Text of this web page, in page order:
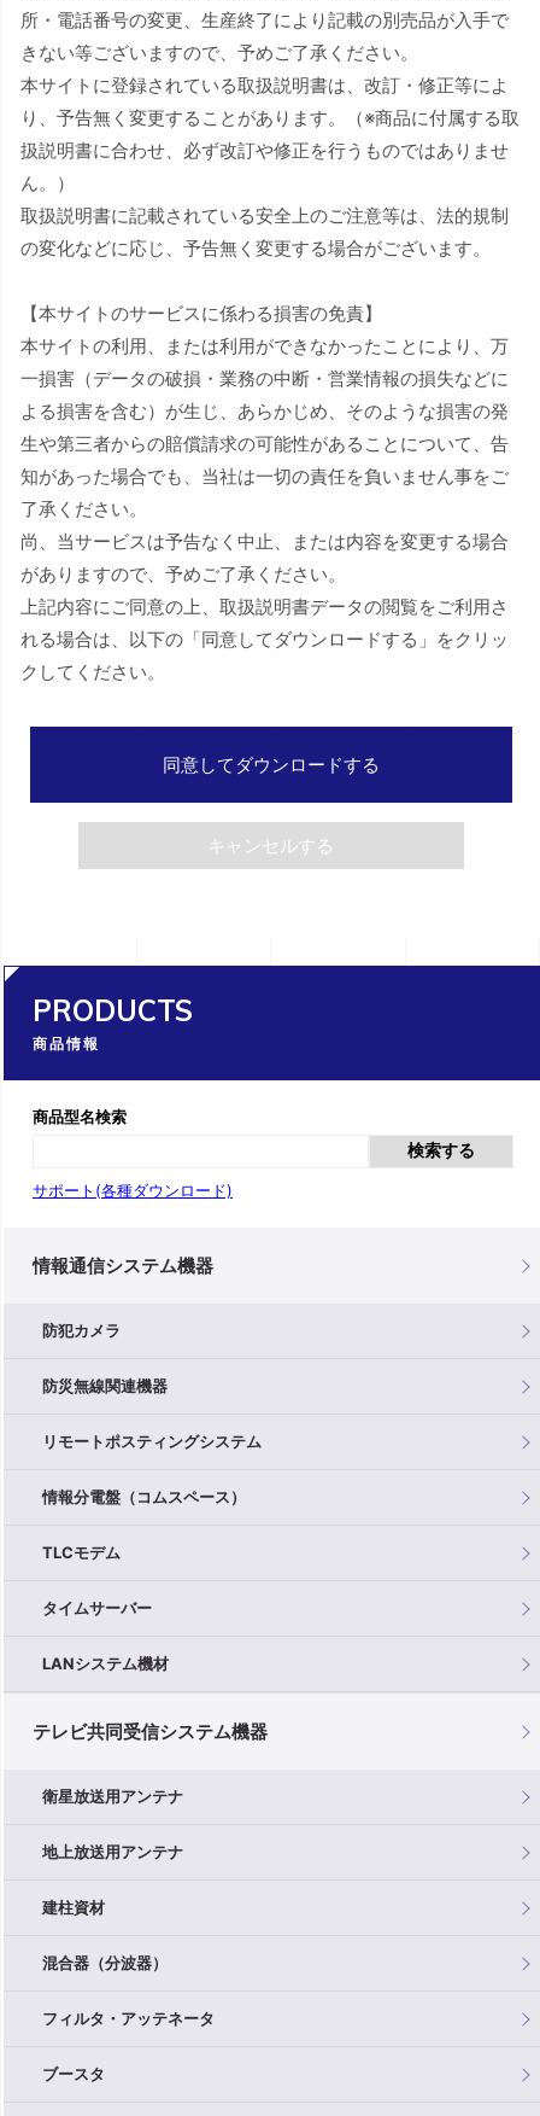
PRODUCTS
商品情報
商品型名検索
検索する
サポート(各種ダウンロード)
情報通信システム機器
防犯カメラ
防災無線関連機器
リモートポスティングシステム
情報分電盤（コムスペース）
TLCモデム
タイムサーバー
LANシステム機材
テレビ共同受信システム機器
衛星放送用アンテナ
地上放送用アンテナ
建柱資材
混合器（分波器）
フィルタ・アッテネータ
ブースタ
所・電話番号の変更、生産終了により記載の別売品が入手で
きない等ございますので、予めご了承ください。
本サイトに登録されている取扱説明書は、改訂・修正等によ
り、予告無く変更することがあります。（※商品に付属する取
扱説明書に合わせ、必ず改訂や修正を行うものではありませ
ん。）
取扱説明書に記載されている安全上のご注意等は、法的規制
の変化などに応じ、予告無く変更する場合がございます。
【本サイトのサービスに係わる損害の免責】
本サイトの利用、または利用ができなかったことにより、万
一損害（データの破損・業務の中断・営業情報の損失などに
よる損害を含む）が生じ、あらかじめ、そのような損害の発
生や第三者からの賠償請求の可能性があることについて、告
知があった場合でも、当社は一切の責任を負いません事をご
了承ください。
尚、当サービスは予告なく中止、または内容を変更する場合
がありますので、予めご了承ください。
上記内容にご同意の上、取扱説明書データの閲覧をご利用さ
れる場合は、以下の「同意してダウンロードする」をクリッ
クしてください。
同意してダウンロードする
キャンセルする